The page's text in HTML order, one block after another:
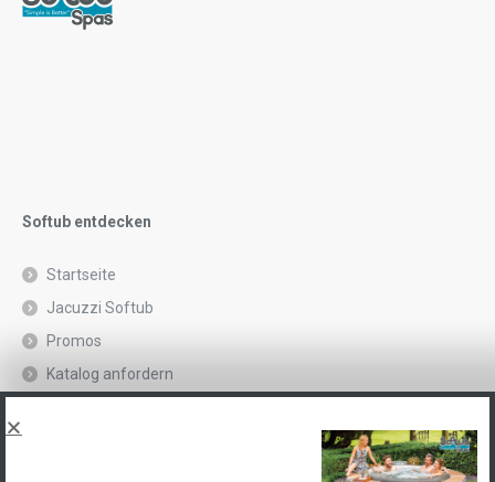
Softub entdecken
Startseite
Jacuzzi Softub
Promos
Katalog anfordern